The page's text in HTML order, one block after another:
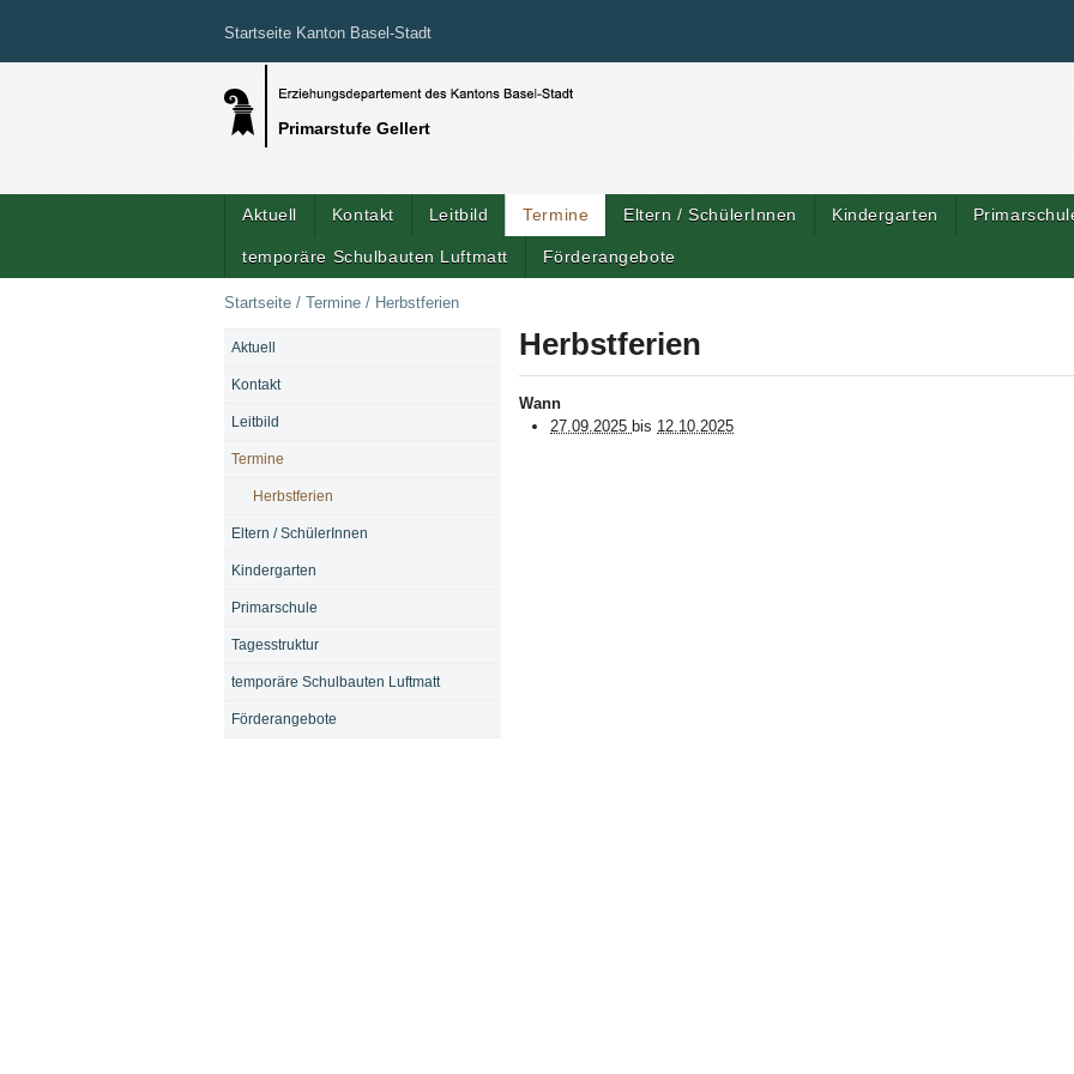
Startseite Kanton Basel-Stadt
Primarstufe Gellert
Aktuell Kontakt Leitbild Termine Eltern / SchülerInnen Kindergarten
temporäre Schulbauten Luftmatt Förderangebote
Startseite / Termine / Herbstferien
Herbstferien
Wann
27.09.2025 bis 12.10.2025
NAVIGATION
Aktuell
Kontakt
Leitbild
Termine
Herbstferien
Eltern / SchülerInnen
Kindergarten
Primarschule
Tagesstruktur
temporäre Schulbauten Luftmatt
Förderangebote